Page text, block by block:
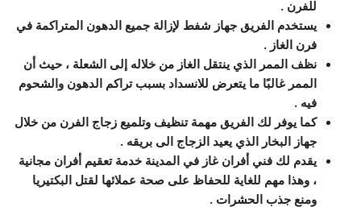
للفرن .
يستخدم الفريق جهاز شفط لإزالة جميع الدهون المتراكمة في
فرن الغاز .
نظف الممر الذي ينتقل الغاز من خلاله إلى الشعلة ، حيث أن
الممر غالبًا ما يتعرض للانسداد بسبب تراكم الدهون والشحوم
فيه .
كما يوفر لك الفريق مهمة تنظيف وتلميع زجاج الفرن من خلال
جهاز البخار الذي يعيد الزجاج الى بريقه .
يقدم لك فني أفران غاز في المدينة خدمة تعقيم أفران مجانية
، وهذا مهم للغاية للحفاظ على صحة عملائها لقتل البكتيريا
ومنع جذب الحشرات .